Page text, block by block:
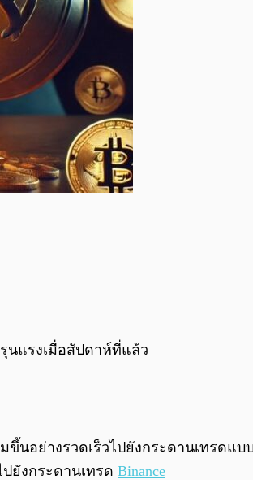
นแรงเมื่อสัปดาห์ที่แล้ว
ขึ้นอย่างรวดเร็วไปยังกระดานเทรดแ
ยังกระดานเทรด Binance